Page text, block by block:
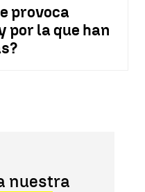
provoca
por la que han
nuestra